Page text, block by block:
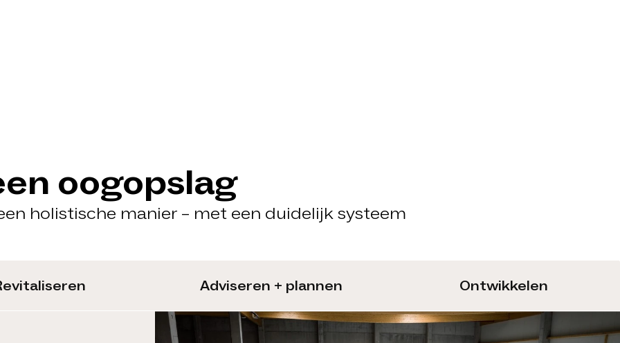
oogopslag
holistische manier – met een duidelijk systeem
Adviseren + plannen Ontwikkelen